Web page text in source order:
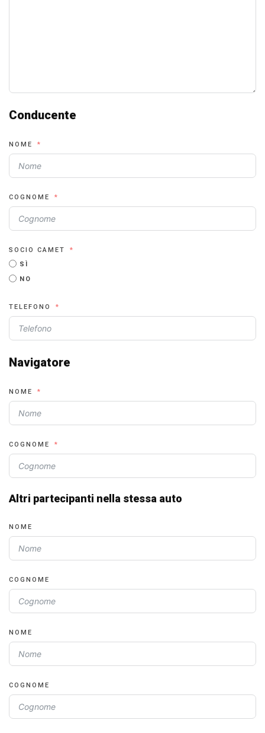
Conducente
NOME
COGNOME
SOCIO CAMET
SÌ
NO
TELEFONO
Navigatore
NOME
COGNOME
Altri partecipanti nella stessa auto
NOME
COGNOME
NOME
COGNOME